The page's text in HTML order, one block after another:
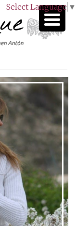
Select Language ▼